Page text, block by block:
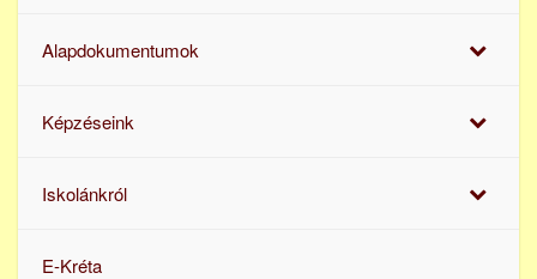
Alapdokumentumok
Képzéseink
Iskolánkról
E-Kréta